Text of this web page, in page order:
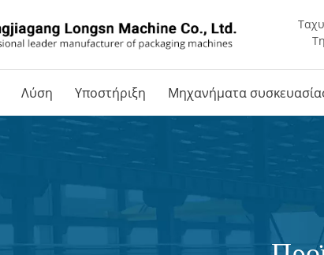
Λύση Υποστήριξη Μηχανήματα